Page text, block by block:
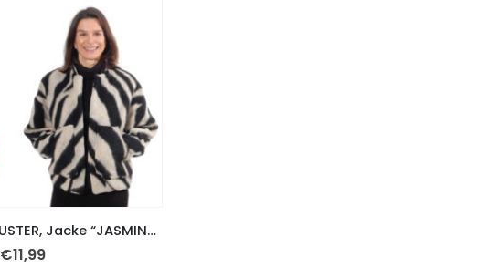
PAPIERSCHNITTMUSTER, Jacke “JASMINA”, Gr. 158 – Damengr. 46
€11,99